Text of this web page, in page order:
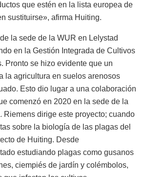
que estén en la lista europea de
sustituirse», afirma Huiting.
la sede de la WUR en Lelystad
en la Gestión Integrada de Cultivos
Pronto se hizo evidente que un
la agricultura en suelos arenosos
Esto dio lugar a una colaboración
comenzó en 2020 en la sede de la
Riemens dirige este proyecto; cuando
sobre la biología de las plagas del
de Huiting. Desde
estudiando plagas como gusanos
ciempiés de jardín y colémbolos,